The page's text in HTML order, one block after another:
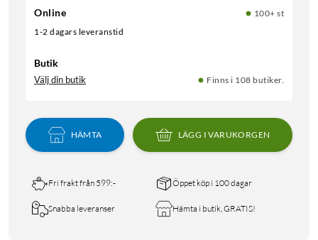
Online
100+ st
1-2 dagars leveranstid
Butik
Välj din butik Finns i 108 butiker.
HÄMTA LÄGG I VARUKORGEN
Fri frakt från 599:- Öppet köp i 100 dagar
Snabba leveranser Hämta i butik, GRATIS!